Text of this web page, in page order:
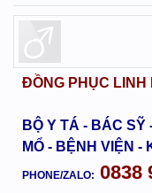
ĐỒNG PHỤC LINH
BỘ Y TÁ - BÁC SỸ
MỔ - BỆNH VIỆN -
PHONE/ZALO: 0838